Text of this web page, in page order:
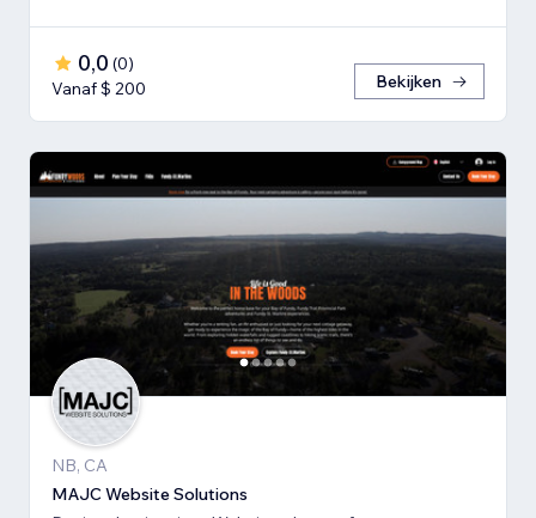
0,0 (0)
Vanaf $ 200
Bekijken
NB, CA
MAJC Website Solutions